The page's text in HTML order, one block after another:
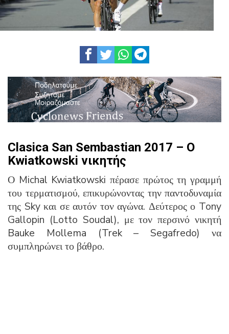
Clasica San Sembastian 2017 – Ο
Kwiatkowski νικητής
Ο Michal Kwiatkowski πέρασε πρώτος τη γραμμή
του τερματισμού, επικυρώνοντας την παντοδυναμία
της Sky και σε αυτόν τον αγώνα. Δεύτερος ο Tony
Gallopin (Lotto Soudal), με τον περσινό νικητή
Bauke Mollema (Trek – Segafredo) να
συμπληρώνει το βάθρο.